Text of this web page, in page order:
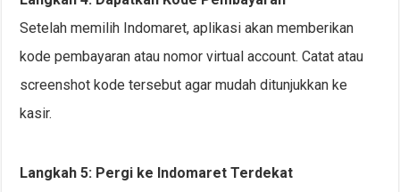
Setelah memilih Indomaret, aplikasi akan memberikan
kode pembayaran atau nomor virtual account. Catat atau
screenshot kode tersebut agar mudah ditunjukkan ke
kasir.
Langkah 5: Pergi ke Indomaret Terdekat